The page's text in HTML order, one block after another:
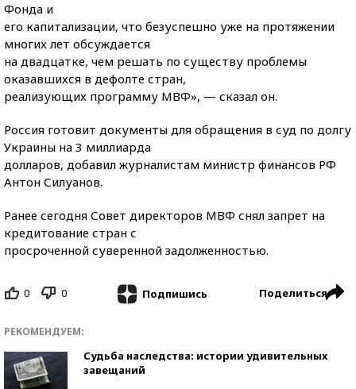
Фонда и
его капитализации, что безуспешно уже на протяжении
многих лет обсуждается
на двадцатке, чем решать по существу проблемы
оказавшихся в дефолте стран,
реализующих программу МВФ», — сказал он.
Россия готовит документы для обращения в суд по долгу
Украины на 3 миллиарда
долларов, добавил журналистам министр финансов РФ
Антон Силуанов.
Ранее сегодня Совет директоров МВФ снял запрет на
кредитование стран с
просроченной суверенной задолженностью.
0 0 Подпишись Поделиться
РЕКОМЕНДУЕМ:
Судьба наследства: истории удивительных
завещаний